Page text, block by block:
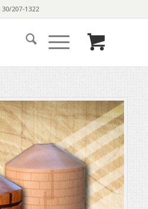
30/207-1322